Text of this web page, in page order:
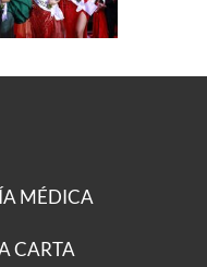
MÉDICA
CARTA